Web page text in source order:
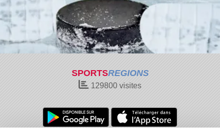
SPORTSREGIONS
129800 visites